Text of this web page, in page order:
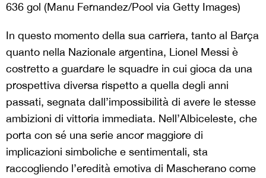
636 gol (Manu Fernandez/Pool via Getty Images)
In questo momento della sua carriera, tanto al Barça
quanto nella Nazionale argentina, Lionel Messi è
costretto a guardare le squadre in cui gioca da una
prospettiva diversa rispetto a quella degli anni
passati, segnata dall’impossibilità di avere le stesse
ambizioni di vittoria immediata. Nell’Albiceleste, che
porta con sé una serie ancor maggiore di
implicazioni simboliche e sentimentali, sta
raccogliendo l’eredità emotiva di Mascherano come